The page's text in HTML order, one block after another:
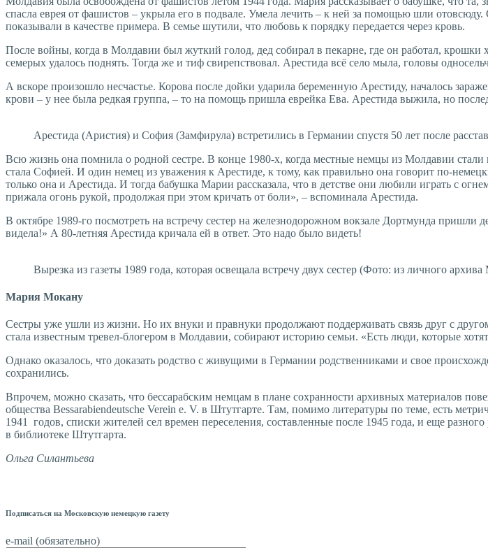
спасла еврея от фашистов – укрыла его в подвале. Умела лечить – к ней за помощью шли отовсюду.
показывали в качестве примера. В семье шутили, что любовь к порядку передается через кровь.
После войны, когда в Молдавии был жуткий голод, дед собирал в пекарне, где он работал,
семерых удалось поднять. Тогда же и тиф свирепствовал. Арестида всё село мыла, головы
А вскоре произошло несчастье. Корова после дойки ударила беременную Арестиду, началось
крови – у нее была редкая группа, – то на помощь пришла еврейка Ева. Арестида выжила, но
Арестида (Аристия) и София (Замфирула) встретились в Германии спустя 50 лет после
Всю жизнь она помнила о родной сестре. В конце 1980-х, когда местные немцы из Молдавии
стала Софией. И один немец из уважения к Арестиде, к тому, как правильно она говорит по-
только она и Арестида. И тогда бабушка Марии рассказала, что в детстве они любили играть с
прижала огонь рукой, продолжая при этом кричать от боли», – вспоминала Арестида.
В октябре 1989-го посмотреть на встречу сестер на железнодорожном вокзале Дортмунда
видела!» А 80-летняя Арестида кричала ей в ответ. Это надо было видеть!
Вырезка из газеты 1989 года, которая освещала встречу двух сестер (Фото: из личного
Мария Мокану
Сестры уже ушли из жизни. Но их внуки и правнуки продолжают поддерживать связь друг с
стала известным тревел-блогером в Молдавии, собирают историю семьи. «Есть люди, которые
Однако оказалось, что доказать родство с живущими в Германии родственниками и свое
сохранились.
Впрочем, можно сказать, что бессарабским немцам в плане сохранности архивных материалов
общества Bessarabiendeutsche Verein e. V. в Штутгарте. Там, помимо литературы по теме, есть
1941 годов, списки жителей сел времен переселения, составленные после 1945 года, и еще
в библиотеке Штутгарта.
Ольга Силантьева
Подписаться на Московскую немецкую газету
e-mail (обязательно)